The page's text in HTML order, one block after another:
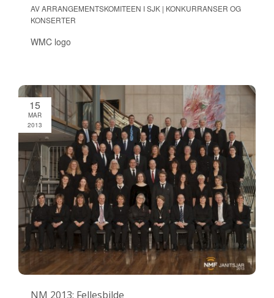
AV ARRANGEMENTSKOMITEEN I SJK | KONKURRANSER OG
KONSERTER
WMC logo
15
MAR
2013
NM 2013: Fellesbilde